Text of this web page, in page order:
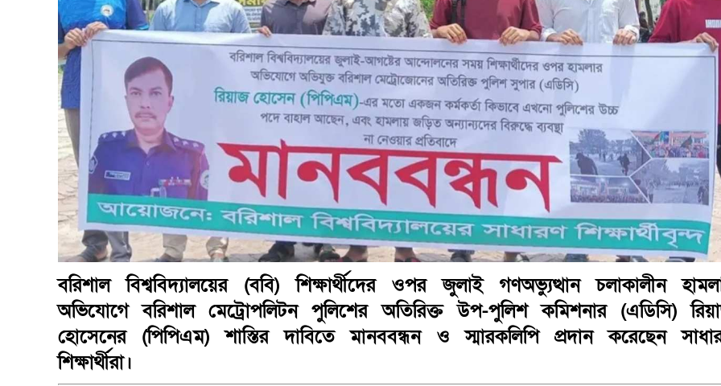
বরিশাল বিশ্ববিদ্যালয়ের (ববি) শিক্ষার্থীদের ওপর জুলাই গণঅভ্যুত্থান চলাকালীন
অভিযোগে বরিশাল মেট্রোপলিটন পুলিশের অতিরিক্ত উপ-পুলিশ কমিশনার (এডিসি)
হোসেনের (পিপিএম) শাস্তির দাবিতে মানববন্ধন ও স্মারকলিপি প্রদান করেছেন
শিক্ষার্থীরা।